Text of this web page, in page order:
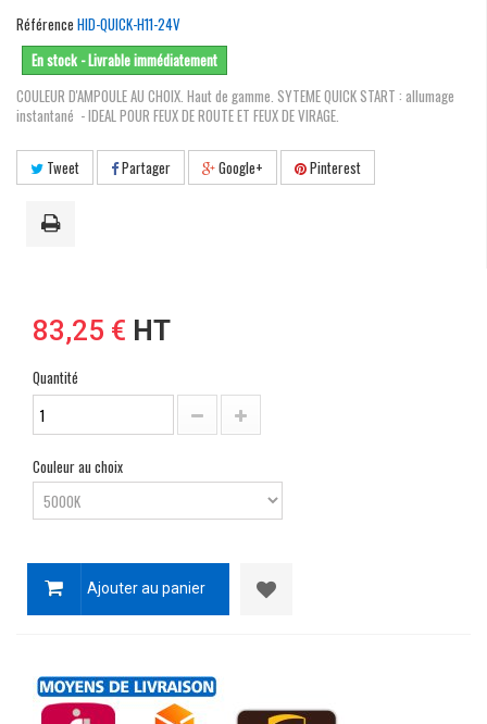
Référence HID-QUICK-H11-24V
En stock - Livrable immédiatement
COULEUR D'AMPOULE AU CHOIX. Haut de gamme. SYTEME QUICK START : allumage
instantané - IDEAL POUR FEUX DE ROUTE ET FEUX DE VIRAGE.
Tweet Partager Google+ Pinterest
83,25 € HT
Quantité
Couleur au choix
Ajouter au panier